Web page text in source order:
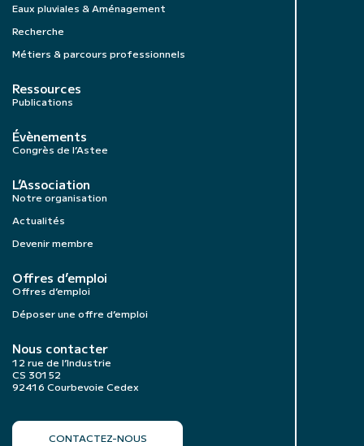
Eaux pluviales & Aménagement
Recherche
Métiers & parcours professionnels
Ressources
Publications
Évènements
Congrès de l’Astee
L’Association
Notre organisation
Actualités
Devenir membre
Offres d’emploi
Offres d’emploi
Déposer une offre d’emploi
Nous contacter
12 rue de l’Industrie
CS 30152
92416 Courbevoie Cedex
CONTACTEZ-NOUS